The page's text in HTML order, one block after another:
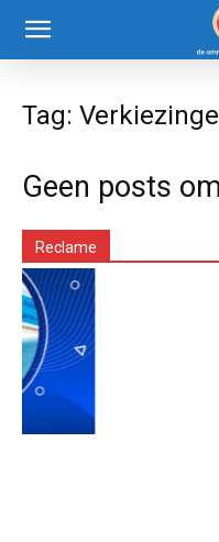
Tag:
Geen posts
Reclame